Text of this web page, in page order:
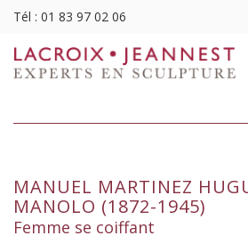
Tél : 01 83 97 02 06
MANUEL MARTINEZ
MANOLO (1872-1945)
Femme se coiffant